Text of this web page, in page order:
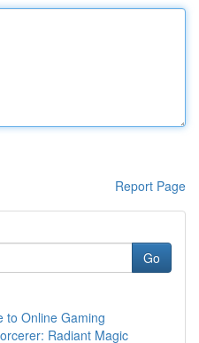
Report Page
Go
to Online Gaming
Radiant Magic